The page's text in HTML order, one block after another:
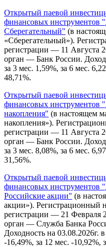
Открытый паевой
финансовых инструментов
Сберегательный" (в
«Сберегательный»).
регистрации — 11 Августа
орган — Банк России.
за 3 мес. 1,59%, за 6 мес.
48,71%.
Открытый паевой
финансовых инструментов
накопления" (в настоящем
накопления»).
регистрации — 11 Августа
орган — Банк России.
за 3 мес. 8,08%, за 6 мес.
31,56%.
Открытый паевой
финансовых инструментов
Российские акции" (в
акции»). Регистрационный
регистрации — 21 Февраля
орган — Служба Банка
Доходность на 03.08.2026г.
-16,49%, за 12 мес. -10,92%,